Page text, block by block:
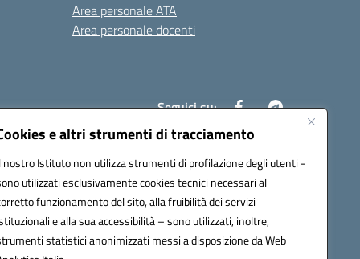
e altri strumenti di tracciamento
nostro Istituto non utilizza strumenti di profilazione degli utenti -
utilizzati esclusivamente cookies tecnici necessari al
funzionamento del sito, alla fruibilità dei servizi
e alla sua accessibilità – sono utilizzati, inoltre,
statistici anonimizzati messi a disposizione da Web
Area personale ATA
Area personale docenti
Seguici su: